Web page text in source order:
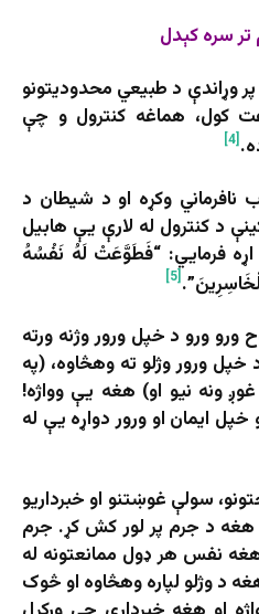
تر سره کېدل
وړاندې د طبیعي محدودیتونو
کول، هماغه کنترول و چې
[4]
وکړه او د شیطان د
د کنترول له لارې یې هابیل
اړه فرمايي: “فَطَوَّعَتْ لَهُ نَفْسُهُ
[5]
ورو د خپل ورور وژنه ورته
ورور وژلو ته وهڅاوه، (په
ونه نیو او) هغه یې وواژه!
خپل ایمان او ورور دواړه یې له
سولې غوښتنو او خبرداریو
د جرم پر لور کش کړ. جرم
نفس هر ډول ممانعتونه له
وژلو لپاره وهڅاوه او څوک